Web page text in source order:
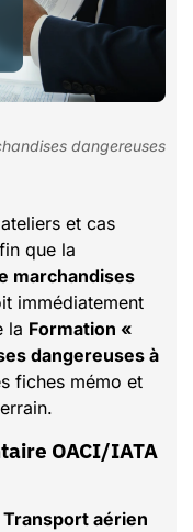
dangereuses
et cas
que la
marchandises
immédiatement
la Formation «
dangereuses à
fiches mémo et
aérien